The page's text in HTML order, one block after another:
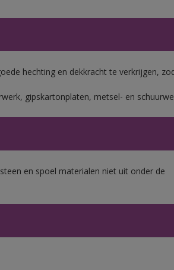
hechting en dekkracht te verkrijgen,
gipskartonplaten, metsel- en
en spoel materialen niet uit onder de